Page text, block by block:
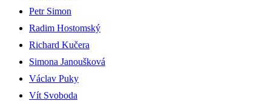
Petr Simon
Radim Hostomský
Richard Kučera
Simona Janoušková
Václav Puky
Vít Svoboda